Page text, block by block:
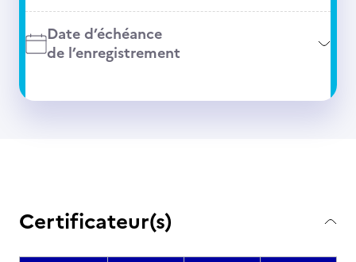
Date d’échéance
de l’enregistrement
Certificateur(s)